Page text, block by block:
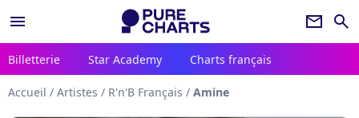
menu newsletter search
Billetterie Star Academy Charts français
Accueil / Artistes / R'n'B Français / Amine